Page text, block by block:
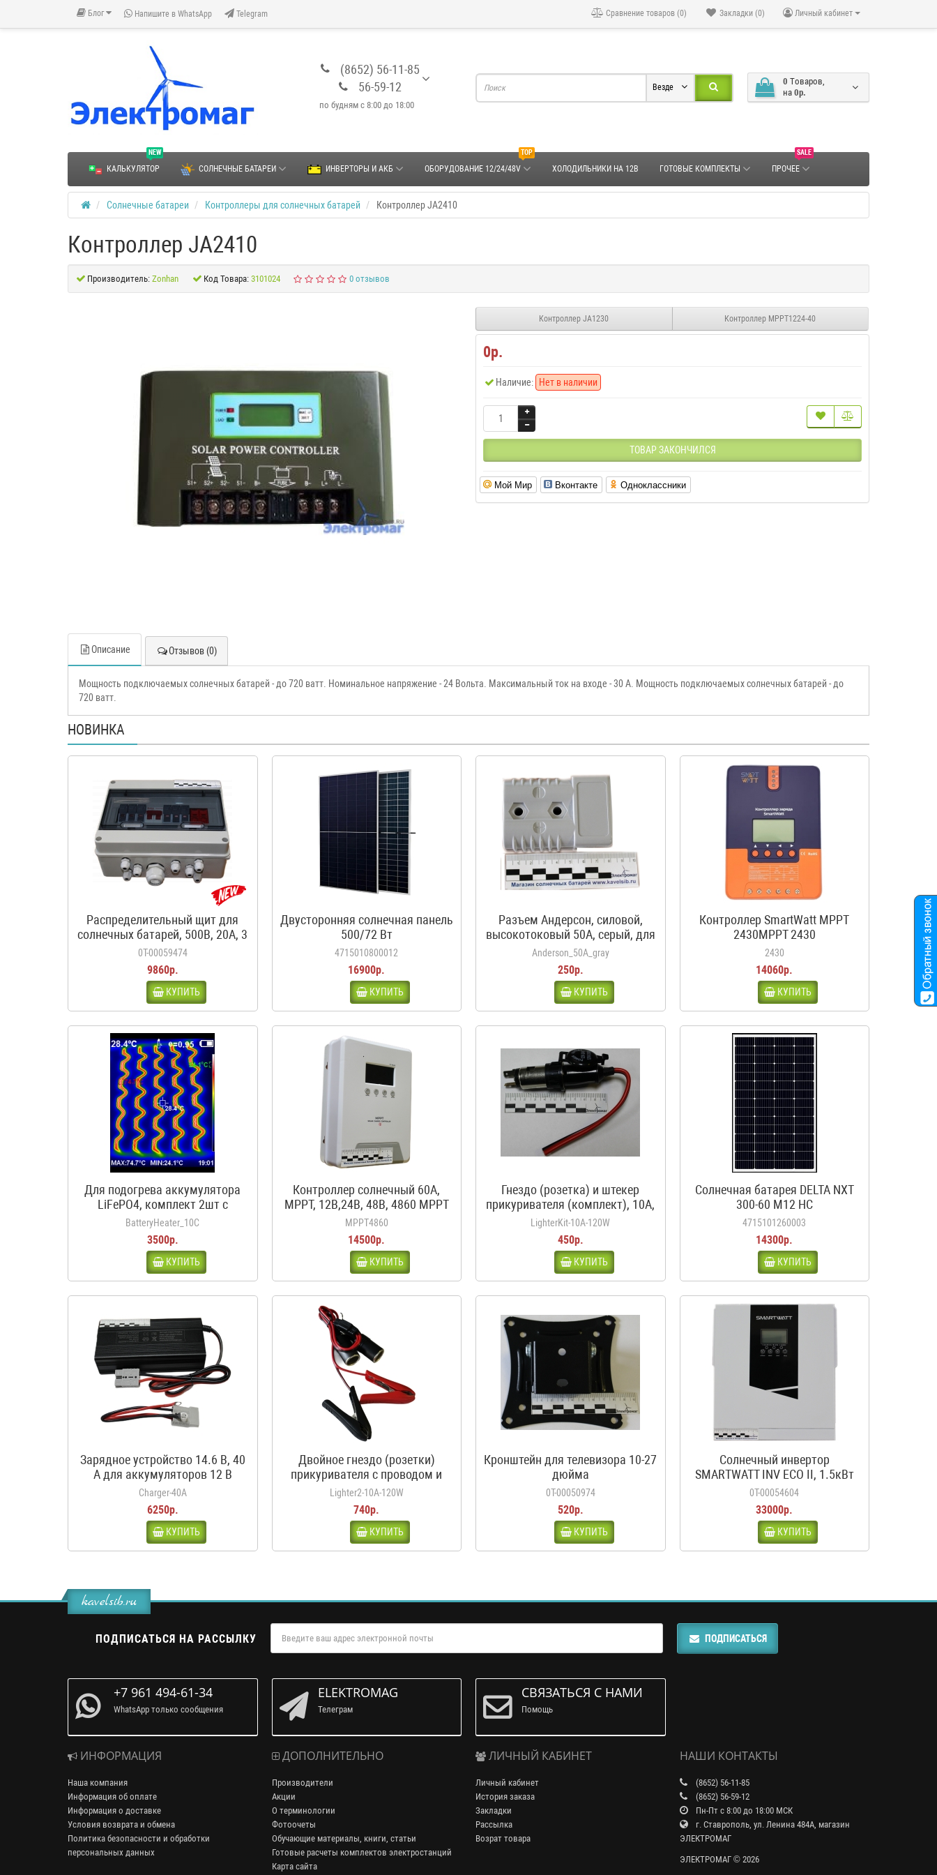
Блог Напишите в WhatsApp Telegram Личный кабинет
Закладки (0)
Сравнение товаров (0)
(8652) 56-11-85
56-59-12
по будням с 8:00 до 18:00
0 Tоваров,
на 0р.
Везде
NEW
КАЛЬКУЛЯТОР СОЛНЕЧНЫЕ БАТАРЕИ ИНВЕРТОРЫ И АКБ
TOP
ОБОРУДОВАНИЕ 12/24/48V ХОЛОДИЛЬНИКИ НА 12В ГОТОВЫЕ КОМПЛЕКТЫ
SALE
ПРОЧЕЕ
Солнечные батареи Контроллеры для солнечных батарей Контроллер JA2410
Контроллер JA2410
Производитель: Zonhan Код Товара: 3101024 0 отзывов
Контроллер JA1230 Контроллер MPPT1224-40
0р.
Наличие: Нет в наличии
ТОВАР ЗАКОНЧИЛСЯ
Мой Мир Вконтакте Одноклассники
Описание Отзывов (0)
Мощность подключаемых солнечных батарей - до 720 ватт. Номинальное напряжение - 24 Вольта. Максимальный ток на входе - 30 А. Мощность подключаемых солнечных батарей - до
720 ватт.
НОВИНКА
Распределительный щит для
солнечных батарей, 500В, 20А, 3
входа, 1 выход, с
предохранителями
0Т-00059474
9860р.
КУПИТЬ
Двусторонняя солнечная панель
500/72 Вт
4715010800012
16900р.
КУПИТЬ
Разъем Андерсон, силовой,
высокотоковый 50A, серый, для
аккумуляторов автодома,
каравана, кемпера
Anderson_50A_gray
250р.
КУПИТЬ
Контроллер SmartWatt MPPT
2430MPPT 2430
2430
14060р.
КУПИТЬ
Для подогрева аккумулятора
LiFePO4, комплект 2шт с
термостатом, 12В, 50Вт, 3.5А,
10С
BatteryHeater_10C
3500р.
КУПИТЬ
Контроллер солнечный 60А,
MPPT, 12В,24В, 48В, 4860 MPPT
белый
MPPT4860
14500р.
КУПИТЬ
Гнездо (розетка) и штекер
прикуривателя (комплект), 10А,
120Вт, 12-24В
LighterKit-10A-120W
450р.
КУПИТЬ
Солнечная батарея DELTA NXT
300-60 M12 HC
4715101260003
14300р.
КУПИТЬ
Зарядное устройство 14.6 В, 40
А для аккумуляторов 12 В
LiFePO4
Charger-40A
6250р.
КУПИТЬ
Двойное гнездо (розетки)
прикуривателя с проводом и
крокодилами, 10А, 120Вт, 12-24В
Lighter2-10A-120W
740р.
КУПИТЬ
Кронштейн для телевизора 10-27
дюйма
0Т-00050974
520р.
КУПИТЬ
Солнечный инвертор
SMARTWATT INV ECO II, 1.5кВт
0Т-00054604
33000р.
КУПИТЬ
kavelsib.ru
ПОДПИСАТЬСЯ НА РАССЫЛКУ ПОДПИСАТЬСЯ
+7 961 494-61-34
WhatsApp только сообщения
ELEKTROMAG
Телеграм
СВЯЗАТЬСЯ С НАМИ
Помощь
ИНФОРМАЦИЯ
Наша компания
Информация об оплате
Информация о доставке
Условия возврата и обмена
Политика безопасности и обработки
персональных данных
ДОПОЛНИТЕЛЬНО
Производители
Акции
О терминологии
Фотоочеты
Обучающие материалы, книги, статьи
Готовые расчеты комплектов электростанций
Карта сайта
ЛИЧНЫЙ КАБИНЕТ
Личный кабинет
История заказа
Закладки
Рассылка
Возрат товара
НАШИ КОНТАКТЫ
(8652) 56-11-85
(8652) 56-59-12
Пн-Пт с 8:00 до 18:00 МСК
г. Ставрополь, ул. Ленина 484А, магазин
ЭЛЕКТРОМАГ
ЭЛЕКТРОМАГ © 2026